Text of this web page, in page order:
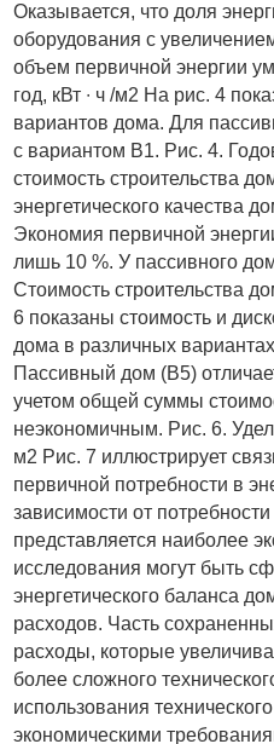
Оказывается, что доля
оборудования с
объем первичной энергии
год, кВт ∙ ч /м2 На рис. 4
вариантов дома. Для
с вариантом В1. Рис. 4.
стоимость строительства
энергетического качества
Экономия первичной
лишь 10 %. У пассивного
Стоимость строительства
6 показаны стоимость и
дома в различных
Пассивный дом (В5)
учетом общей суммы
неэкономичным. Рис. 6.
м2 Рис. 7 иллюстрирует
первичной потребности в
зависимости от
представляется наиболее
исследования могут быть
энергетического баланса
расходов. Часть
расходы, которые
более сложного
использования
экономическими